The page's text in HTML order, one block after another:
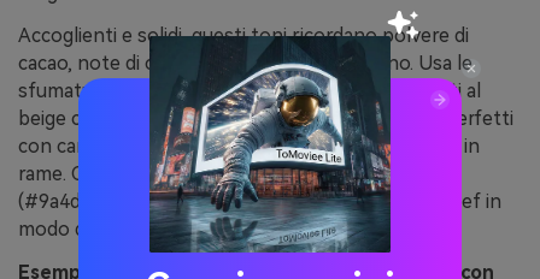
Accoglienti e solidi, questi toni ricordano polvere di
cacao, note di cabernet e carta fatta a mano. Usa le
sfumature più scure per titoli e divisori, poi affidati al
beige caldo e alla crema come sfondo del menu. Perfetti
con caratteri con grazie, texture leggere e accenti in
rame. Consiglio: riserva il rosso-marrone medio
(#9a4d4f) per evidenze come le specialità dello chef in
modo da farle risaltare senza sovraccaricare.
Esempio di immagine cacao cabernet generata con